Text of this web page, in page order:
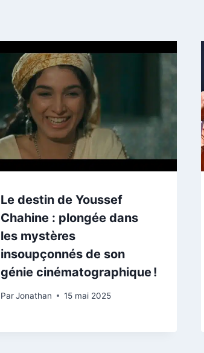
Le destin de Youssef
Chahine : plongée dans
les mystères
insoupçonnés de son
génie cinématographique !
Par Jonathan 15 mai 2025